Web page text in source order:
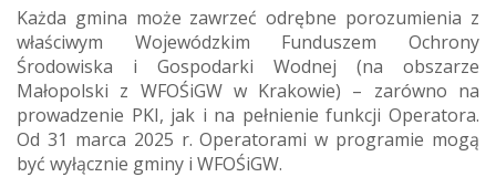
Każda gmina może zawrzeć odrębne porozumienia z
właściwym Wojewódzkim Funduszem Ochrony
Środowiska i Gospodarki Wodnej (na obszarze
Małopolski z WFOŚiGW w Krakowie) – zarówno na
prowadzenie PKI, jak i na pełnienie funkcji Operatora.
Od 31 marca 2025 r. Operatorami w programie mogą
być wyłącznie gminy i WFOŚiGW.